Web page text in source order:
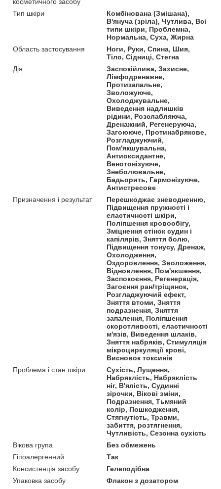
Тип шкіри
Комбінована (Змішана),
В'януча (зріла), Чутлива, Всі
типи шкіри, Проблемна,
Нормальна, Суха, Жирна
Область застосування
Ноги, Руки, Спина, Шия,
Тіло, Сідниці, Стегна
Дія
Заспокійлива, Захисне,
Лімфодренажне,
Протизапальне,
Зволожуюче,
Охолоджувальне,
Виведення надлишків
рідини, Розслабляюча,
Дренажний, Регенеруюча,
Загоююче, Протинабрякове,
Розгладжуючий,
Пом'якшувальна,
Антиоксидантне,
Венотонізуюче,
Знеболювальне,
Бадьорить, Гармонізуюче,
Антистресове
Призначення і результат
Перешкоджає зневодненню,
Підвищення пружності і
еластичності шкіри,
Поліпшення кровообігу,
Зміцнення стінок судин і
капілярів, Зняття болю,
Підвищення тонусу, Дренаж,
Охолодження,
Оздоровлення, Зволоження,
Відновлення, Пом'якшення,
Заспокоєння, Регенерація,
Загоєння ран/тріщинок,
Розгладжуючий ефект,
Зняття втоми, Зняття
подразнення, Зняття
запалення, Поліпшення
скоротливості, еластичності
м'язів, Виведення шлаків,
Зняття набряків, Стимуляція
мікроциркуляції крові,
Висновок токсинів
Проблема і стан шкіри
Сухість, Лущення,
Набряклість, Набряклість
ніг, В'ялість, Судинні
зірочки, Вікові зміни,
Подразнення, Тьмяний
колір, Пошкодження,
Стягнутість, Травми,
забиття, розтягнення,
Чутливість, Сезонна сухість
Вікова група
Без обмежень
Гіпоалергенний
Так
Консистенція засобу
Гелеподібна
Упаковка засобу
Флакон з дозатором